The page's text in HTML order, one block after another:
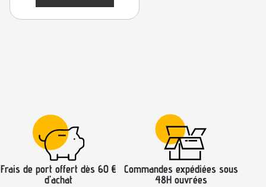
Frais de port offert dès 60 €
d’achat
Commandes expédiées sous
48H ouvrées